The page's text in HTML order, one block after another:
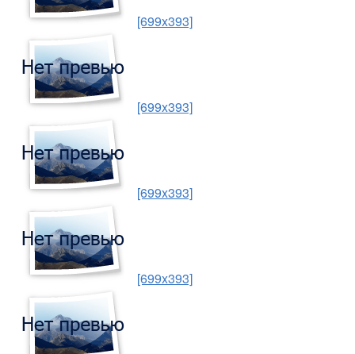
[699x393]
[699x393]
[699x393]
[699x393]